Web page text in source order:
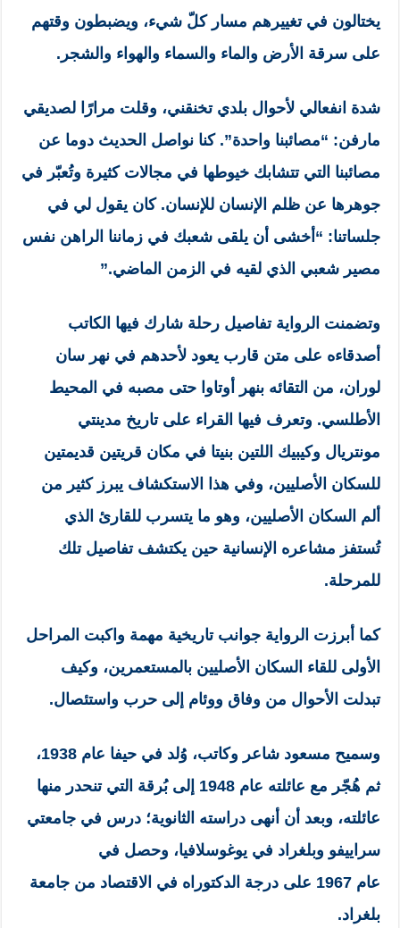
يختالون في تغييرهم مسار كلّ شيء، ويضبطون وقتهم
على سرقة الأرض والماء والسماء والهواء والشجر.
شدة انفعالي لأحوال بلدي تخنقني، وقلت مرارًا لصديقي
مارفن: “مصائبنا واحدة”. كنا نواصل الحديث دوما عن
مصائبنا التي تتشابك خيوطها في مجالات كثيرة وتُعبّر في
جوهرها عن ظلم الإنسان للإنسان. كان يقول لي في
جلساتنا: “أخشى أن يلقى شعبك في زماننا الراهن نفس
مصير شعبي الذي لقيه في الزمن الماضي.”
وتضمنت الرواية تفاصيل رحلة شارك فيها الكاتب
أصدقاءه على متن قارب يعود لأحدهم في نهر سان
لوران، من التقائه بنهر أوتاوا حتى مصبه في المحيط
الأطلسي. وتعرف فيها القراء على تاريخ مدينتي
مونتريال وكيبيك اللتين بنيتا في مكان قريتين قديمتين
للسكان الأصليين، وفي هذا الاستكشاف يبرز كثير من
ألم السكان الأصليين، وهو ما يتسرب للقارئ الذي
تُستفز مشاعره الإنسانية حين يكتشف تفاصيل تلك
للمرحلة.
كما أبرزت الرواية جوانب تاريخية مهمة واكبت المراحل
الأولى للقاء السكان الأصليين بالمستعمرين، وكيف
تبدلت الأحوال من وفاق ووئام إلى حرب واستئصال.
وسميح مسعود شاعر وكاتب، وُلد في حيفا عام 1938،
ثم هُجّر مع عائلته عام 1948 إلى بُرقة التي تنحدر منها
عائلته، وبعد أن أنهى دراسته الثانوية؛ درس في جامعتي
سراييفو وبلغراد في يوغوسلافيا، وحصل في
عام 1967 على درجة الدكتوراه في الاقتصاد من جامعة
بلغراد.